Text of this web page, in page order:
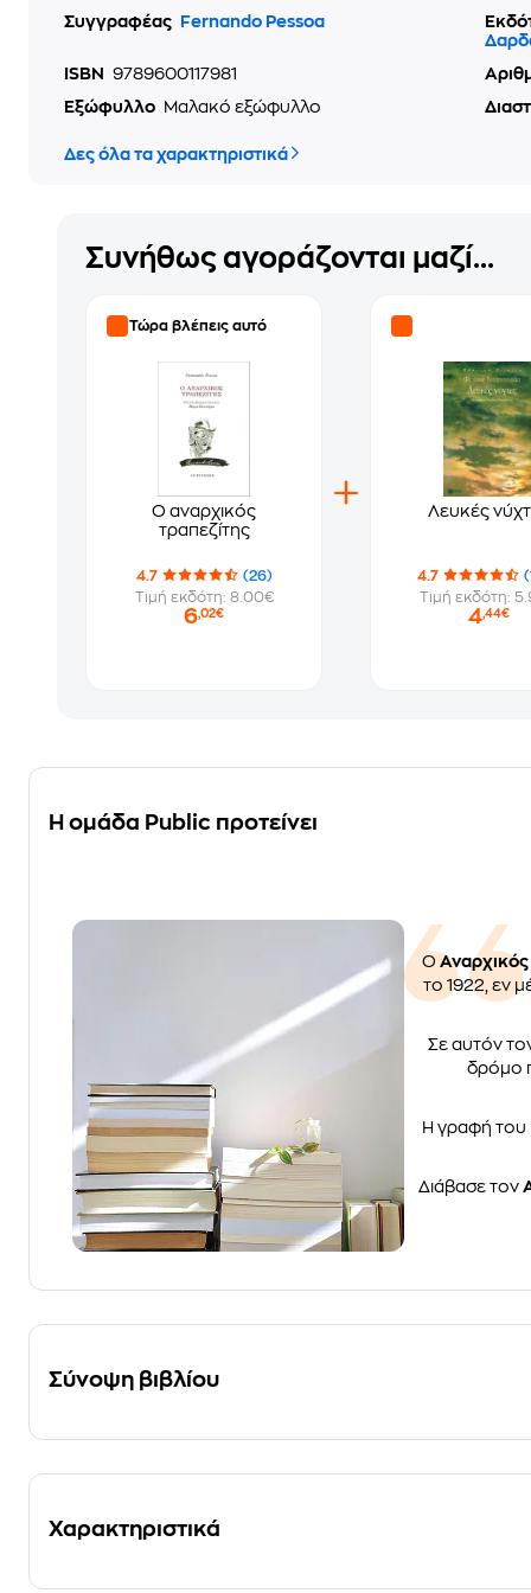
Συγγραφέας Fernando Pessoa
ISBN
9789600117981
Εξώφυλλο
Μαλακό εξώφυλλο
Δες όλα τα χαρακτηριστικά
Συνήθως αγοράζονται μαζί...
Τώρα βλέπεις αυτό
Ο αναρχικός
τραπεζίτης
4.7
(26)
Τιμή εκδότη: 8.00€
6,02€
Λευκές
4.7
Τιμή εκδότη:
4,44€
Η ομάδα Public προτείνει
Ο Αναρχικός
το 1922, εν
Σε αυτόν
δρόμο
Η γραφή του
Διάβασε τον
Σύνοψη βιβλίου
Χαρακτηριστικά